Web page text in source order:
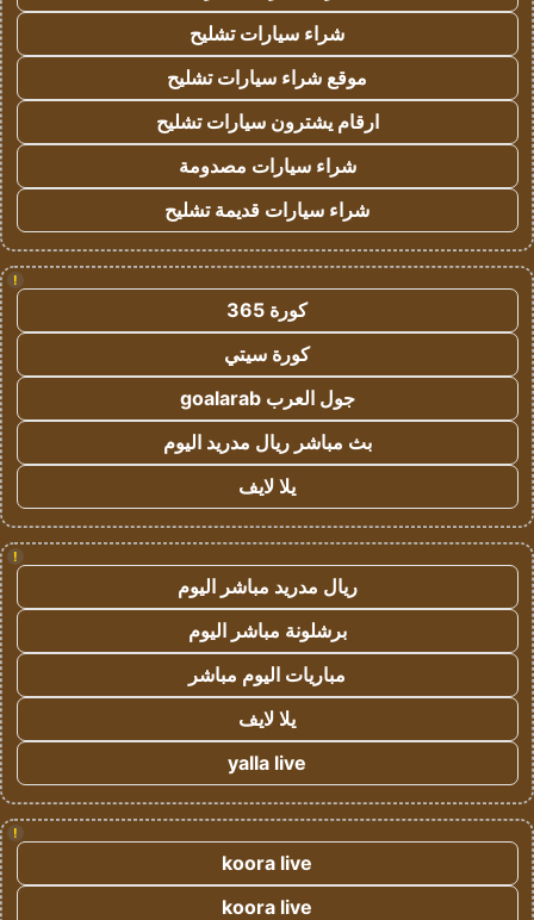
شراء سيارات تشليح
موقع شراء سيارات تشليح
ارقام يشترون سيارات تشليح
شراء سيارات مصدومة
شراء سيارات قديمة تشليح
!
كورة 365
كورة سيتي
جول العرب goalarab
بث مباشر ريال مدريد اليوم
يلا لايف
!
ريال مدريد مباشر اليوم
برشلونة مباشر اليوم
مباريات اليوم مباشر
يلا لايف
yalla live
!
koora live
koora live